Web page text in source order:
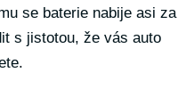
se baterie nabije asi za
s jistotou, že vás auto